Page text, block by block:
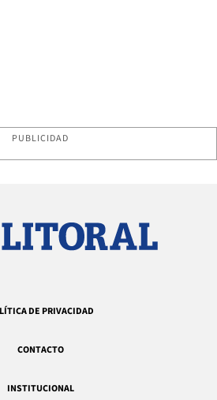
PUBLICIDAD
DE PRIVACIDAD
CONTACTO
INSTITUCIONAL